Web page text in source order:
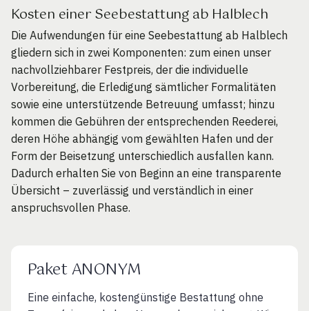
Kosten einer Seebestattung ab Halblech
Die Aufwendungen für eine Seebestattung ab Halblech
gliedern sich in zwei Komponenten: zum einen unser
nachvollziehbarer Festpreis, der die individuelle
Vorbereitung, die Erledigung sämtlicher Formalitäten
sowie eine unterstützende Betreuung umfasst; hinzu
kommen die Gebühren der entsprechenden Reederei,
deren Höhe abhängig vom gewählten Hafen und der
Form der Beisetzung unterschiedlich ausfallen kann.
Dadurch erhalten Sie von Beginn an eine transparente
Übersicht – zuverlässig und verständlich in einer
anspruchsvollen Phase.
Paket ANONYM
Eine einfache, kostengünstige Bestattung ohne